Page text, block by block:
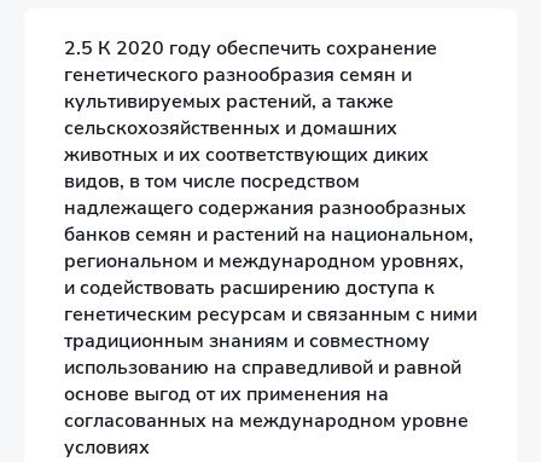
2.5 К 2020 году обеспечить сохранение
генетического разнообразия семян и
культивируемых растений, а также
сельскохозяйственных и домашних
животных и их соответствующих диких
видов, в том числе посредством
надлежащего содержания разнообразных
банков семян и растений на национальном,
региональном и международном уровнях,
и содействовать расширению доступа к
генетическим ресурсам и связанным с ними
традиционным знаниям и совместному
использованию на справедливой и равной
основе выгод от их применения на
согласованных на международном уровне
условиях